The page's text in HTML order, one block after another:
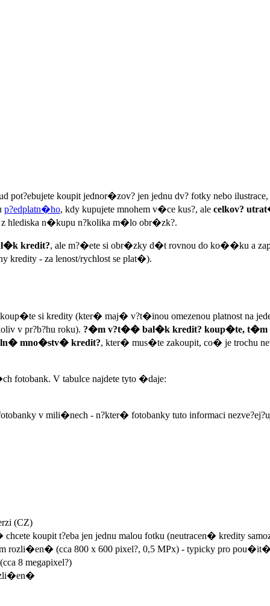
pot?ebujete koupit jednor�zov? jen jednu dv? fotky nebo
p?edplatn�ho, kdy kupujete mnohem v�ce kus?, ale celkov?
hlediska n�kupu n?kolika m�lo obr�zk?.
kredit?, ale m?�ete si obr�zky d�t rovnou do ko��ku a
kredity - za lenost/rychlost se plat�).
si kredity (kter� maj� v?t�inou omezenou platnost na
v pr?b?hu roku). ?�m v?t�� bal�k kredit? koup�te, t�m
mno�stv� kredit?, kter� mus�te zakoupit, co� je trochu
fotobank. V tabulce najdete tyto �daje:
v mili�nech - n?kter� fotobanky tuto informaci
(CZ)
koupit t?eba jen jednu malou fotku (neutracen� kredity
rozli�en� (cca 800 x 600 pixel?, 0,5 MPx) - typicky pro
8 megapixel?)